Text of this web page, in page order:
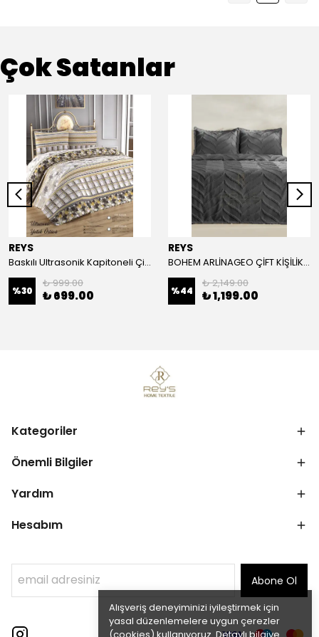
Alışveriş deneyiminizi iyileştirmek için
yasal düzenlemelere uygun çerezler
Çok Satanlar
REYS
Baskılı Ultrasonik Kapitoneli Çift Kişilik Yatak Örtüsü
%30
₺ 999.00
₺ 699.00
REYS
BOHEM ARLİNAGEO ÇİFT KİŞİLİK YATAK ÖRTÜSÜ TAKIMI 230x240 - ANTRASİT -
%44
₺ 2,149.00
₺ 1,199.00
Kategoriler
Önemli Bilgiler
Yardım
Hesabım
Abone Ol